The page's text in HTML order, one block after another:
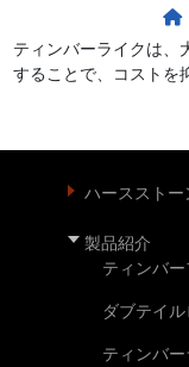
ティンバーライクは、
することで、コストを
ハースストー
製品紹介
ティンバ
ダブテイ
ティンバ